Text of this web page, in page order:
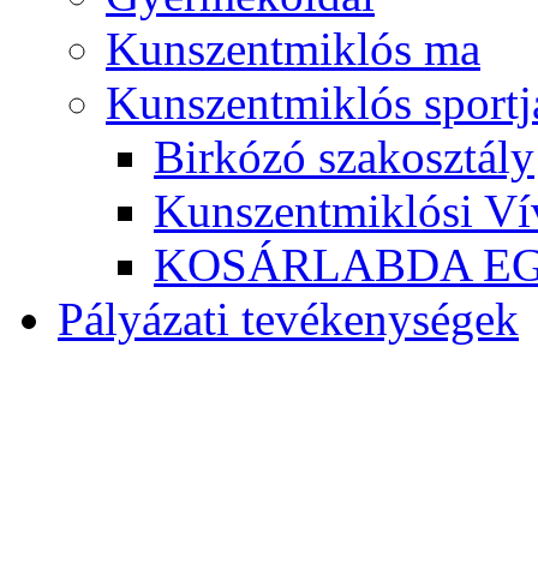
Kunszentmiklós ma
Kunszentmiklós
Birkózó szakosztály
Kunszentmiklósi
KOSÁRLABDA
Pályázati tevékenységek